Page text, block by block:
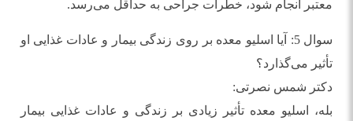
معتبر انجام شود، خطرات جراحی به حداقل می‌رسد.
سوال 5: آیا اسلیو معده بر روی زندگی بیمار و عادات غذایی او
تأثیر می‌گذارد؟
دکتر شمس نصرتی:
بله، اسلیو معده تأثیر زیادی بر زندگی و عادات غذایی بیمار